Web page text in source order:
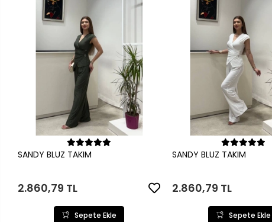
Sepete Ekle
SANDY BLUZ TAKIM
2.860,79 TL
Sepete Ekle
Sepete Ekle
SANDY BLUZ TAKIM
2.860,79 TL
Sepete Ekle